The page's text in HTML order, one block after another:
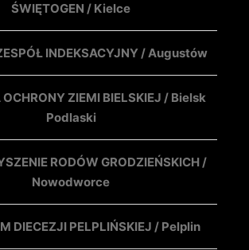
ŚWIĘTOGEN / Kielce
INDEKSACYJNY / Augustów
OCHRONY ZIEMI BIELSKIEJ / Bielsk
Podlaski
RODÓW GRODZIEŃSKICH /
Nowodworce
DIECEZJI PELPLIŃSKIEJ / Pelplin